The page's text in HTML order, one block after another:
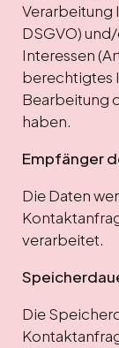
Verarbeitung
DSGVO)
Interessen
berechtigtes
Bearbeitung
haben.
Empfänger
Die Daten
verarbeitet.
Die